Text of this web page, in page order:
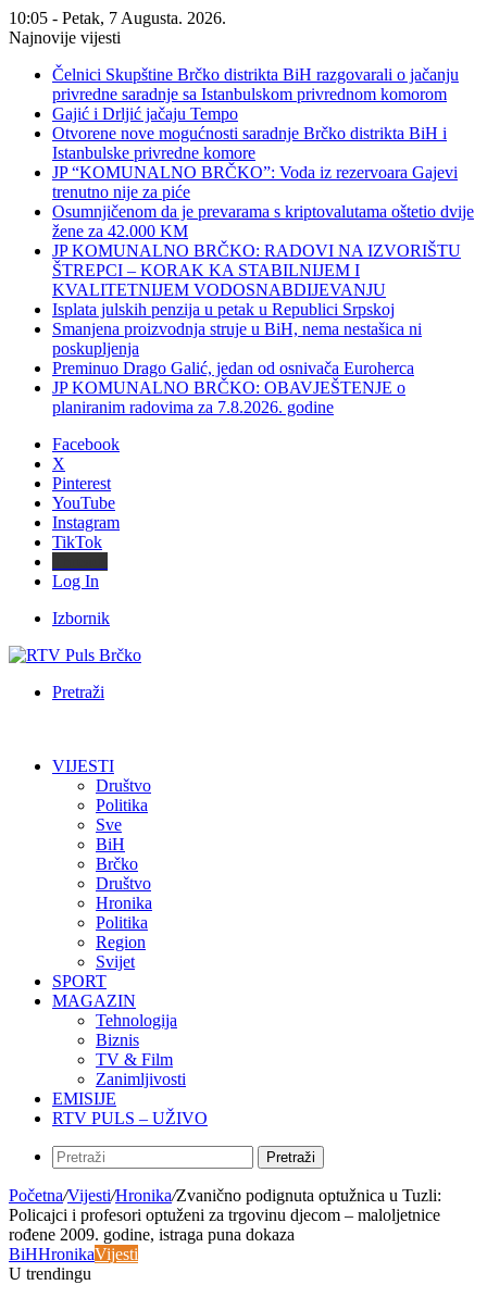
10:05 - Petak, 7 Augusta. 2026.
Najnovije vijesti
Čelnici Skupštine Brčko distrikta BiH razgovarali o jačanju
privredne saradnje sa Istanbulskom privrednom komorom
Gajić i Drljić jačaju Tempo
Otvorene nove mogućnosti saradnje Brčko distrikta BiH i
Istanbulske privredne komore
JP “KOMUNALNO BRČKO”: Voda iz rezervoara Gajevi
trenutno nije za piće
Osumnjičenom da je prevarama s kriptovalutama oštetio dvije
žene za 42.000 KM
JP KOMUNALNO BRČKO: RADOVI NA IZVORIŠTU
ŠTREPCI – KORAK KA STABILNIJEM I
KVALITETNIJEM VODOSNABDIJEVANJU
Isplata julskih penzija u petak u Republici Srpskoj
Smanjena proizvodnja struje u BiH, nema nestašica ni
poskupljenja
Preminuo Drago Galić, jedan od osnivača Euroherca
JP KOMUNALNO BRČKO: OBAVJEŠTENJE o
planiranim radovima za 7.8.2026. godine
Facebook
X
Pinterest
YouTube
Instagram
TikTok
Log In
Izbornik
Pretraži
VIJESTI
Društvo
Politika
Sve
BiH
Brčko
Društvo
Hronika
Politika
Region
Svijet
SPORT
MAGAZIN
Tehnologija
Biznis
TV & Film
Zanimljivosti
EMISIJE
RTV PULS – UŽIVO
Pretraži
Početna/Vijesti/Hronika/Zvanično podignuta optužnica u Tuzli:
Policajci i profesori optuženi za trgovinu djecom – maloljetnice
rođene 2009. godine, istraga puna dokaza
BiHHronikaVijesti
U trendingu